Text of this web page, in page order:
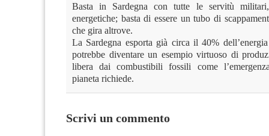
Basta in Sardegna con tutte le servitù
energetiche; basta di essere un tubo di
che gira altrove.
La Sardegna esporta già circa il 40%
potrebbe diventare un esempio virtuoso di
libera dai combustibili fossili come
pianeta richiede.
Scrivi un commento